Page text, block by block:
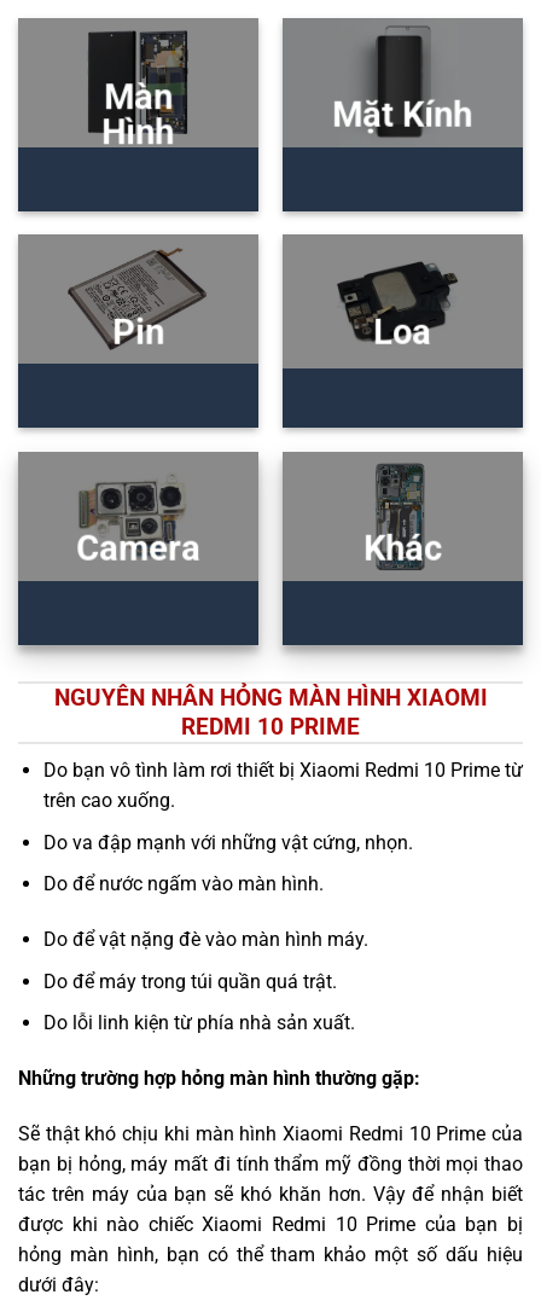
Màn
Hình
Mặt Kính
Pin Loa
Camera Khác
NGUYÊN NHÂN HỎNG MÀN HÌNH XIAOMI
REDMI 10 PRIME
Do bạn vô tình làm rơi thiết bị Xiaomi Redmi 10 Prime từ
trên cao xuống.
Do va đập mạnh với những vật cứng, nhọn.
Do để nước ngấm vào màn hình.
Do để vật nặng đè vào màn hình máy.
Do để máy trong túi quần quá trật.
Do lỗi linh kiện từ phía nhà sản xuất.
Những trường hợp hỏng màn hình thường gặp:
Sẽ thật khó chịu khi màn hình Xiaomi Redmi 10 Prime của
bạn bị hỏng, máy mất đi tính thẩm mỹ đồng thời mọi thao
tác trên máy của bạn sẽ khó khăn hơn. Vậy để nhận biết
được khi nào chiếc Xiaomi Redmi 10 Prime của bạn bị
hỏng màn hình, bạn có thể tham khảo một số dấu hiệu
dưới đây: